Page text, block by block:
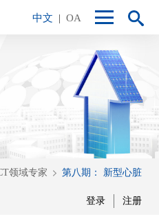
中文 | OA
领域专家
第八期： 新型心脏
登录
注册